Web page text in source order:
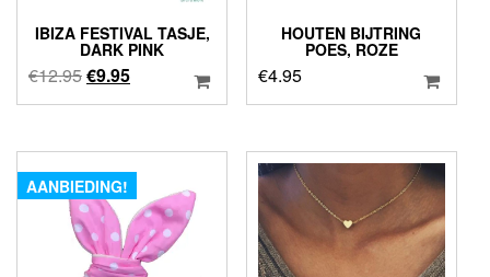
IBIZA FESTIVAL TASJE,
DARK PINK
€12.95Oorspronkelijke
prijs
€12.95.
€9.95Huidige
prijs
€9.95.
HOUTEN BIJTRING
POES, ROZE
€4.95
AANBIEDING!